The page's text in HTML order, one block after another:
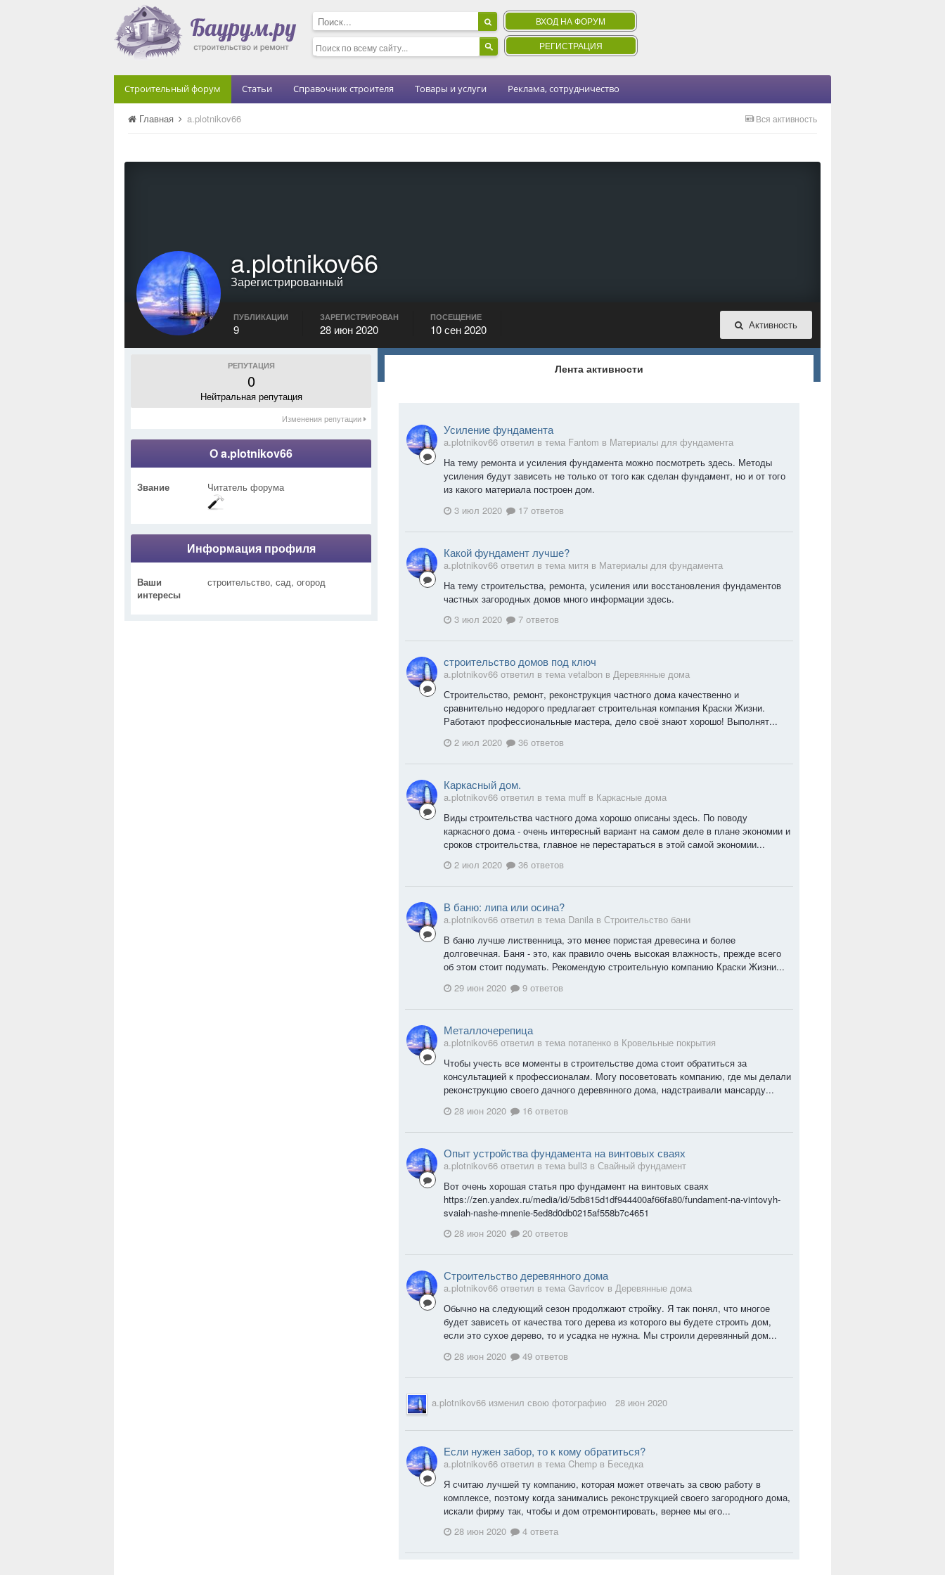
ВХОД НА ФОРУМ
РЕГИСТРАЦИЯ
Строительный форум Статьи Справочник строителя Товары и услуги Реклама, сотрудничество
Вся активность
Главная a.plotnikov66
a.plotnikov66
Зарегистрированный
Активность
ПУБЛИКАЦИИ
9
ЗАРЕГИСТРИРОВАН
28 июн 2020
ПОСЕЩЕНИЕ
10 сен 2020
РЕПУТАЦИЯ
0
Нейтральная репутация
Изменения репутации
О a.plotnikov66
Звание Читатель форума
Информация профиля
Ваши
интересы
строительство, сад, огород
Лента активности
Усиление фундамента
a.plotnikov66 ответил в тема Fantom в Материалы для фундамента
На тему ремонта и усиления фундамента можно посмотреть здесь. Методы
усиления будут зависеть не только от того как сделан фундамент, но и от того
из какого материала построен дом.
3 июл 2020
17 ответов
Какой фундамент лучше?
a.plotnikov66 ответил в тема митя в Материалы для фундамента
На тему строительства, ремонта, усиления или восстановления фундаментов
частных загородных домов много информации здесь.
3 июл 2020
7 ответов
строительство домов под ключ
a.plotnikov66 ответил в тема vetalbon в Деревянные дома
Строительство, ремонт, реконструкция частного дома качественно и
сравнительно недорого предлагает строительная компания Краски Жизни.
Работают профессиональные мастера, дело своё знают хорошо! Выполнят...
2 июл 2020
36 ответов
Каркасный дом.
a.plotnikov66 ответил в тема muff в Каркасные дома
Виды строительства частного дома хорошо описаны здесь. По поводу
каркасного дома - очень интересный вариант на самом деле в плане экономии и
сроков строительства, главное не перестараться в этой самой экономии...
2 июл 2020
36 ответов
В баню: липа или осина?
a.plotnikov66 ответил в тема Danila в Строительство бани
В баню лучше лиственница, это менее пористая древесина и более
долговечная. Баня - это, как правило очень высокая влажность, прежде всего
об этом стоит подумать. Рекомендую строительную компанию Краски Жизни...
29 июн 2020
9 ответов
Металлочерепица
a.plotnikov66 ответил в тема потапенко в Кровельные покрытия
Чтобы учесть все моменты в строительстве дома стоит обратиться за
консультацией к профессионалам. Могу посоветовать компанию, где мы делали
реконструкцию своего дачного деревянного дома, надстраивали мансарду...
28 июн 2020
16 ответов
Опыт устройства фундамента на винтовых сваях
a.plotnikov66 ответил в тема bull3 в Свайный фундамент
Вот очень хорошая статья про фундамент на винтовых сваях
https://zen.yandex.ru/media/id/5db815d1df944400af66fa80/fundament-na-vintovyh-
svaiah-nashe-mnenie-5ed8d0db0215af558b7c4651
28 июн 2020
20 ответов
Строительство деревянного дома
a.plotnikov66 ответил в тема Gavricov в Деревянные дома
Обычно на следующий сезон продолжают стройку. Я так понял, что многое
будет зависеть от качества того дерева из которого вы будете строить дом,
если это сухое дерево, то и усадка не нужна. Мы строили деревянный дом...
28 июн 2020
49 ответов
a.plotnikov66 изменил свою фотографию 28 июн 2020
Если нужен забор, то к кому обратиться?
a.plotnikov66 ответил в тема Chemp в Беседка
Я считаю лучшей ту компанию, которая может отвечать за свою работу в
комплексе, поэтому когда занимались реконструкцией своего загородного дома,
искали фирму так, чтобы и дом отремонтировать, вернее мы его...
28 июн 2020
4 ответа